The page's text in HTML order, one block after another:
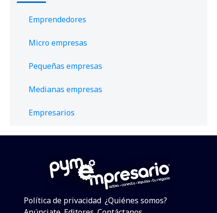
Emprendedores
Micro empresas
Pequeñas empresas
Medianas empresas
Empresarios
Política de privacidad ¿Quiénes somos?